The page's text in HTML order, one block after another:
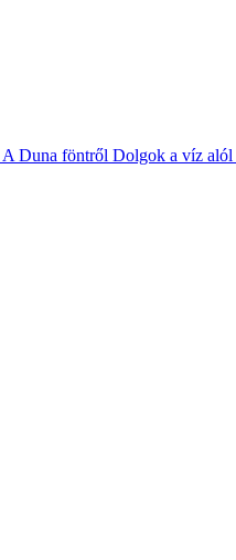
A Duna föntről Dolgok a víz alól